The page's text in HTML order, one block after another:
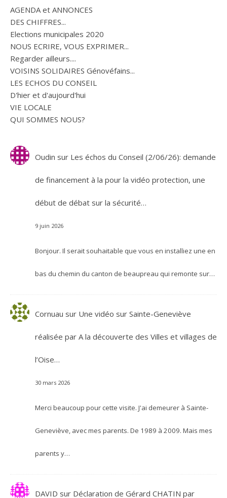
AGENDA et ANNONCES
DES CHIFFRES...
Elections municipales 2020
NOUS ECRIRE, VOUS EXPRIMER...
Regarder ailleurs....
VOISINS SOLIDAIRES Génovéfains...
LES ECHOS DU CONSEIL
D'hier et d'aujourd'hui
VIE LOCALE
QUI SOMMES NOUS?
Oudin sur Les échos du Conseil (2/06/26): demande
de financement à la pour la vidéo protection, une
début de débat sur la sécurité…
9 juin 2026
Bonjour. Il serait souhaitable que vous en installiez une en
bas du chemin du canton de beaupreau qui remonte sur…
Cornuau sur Une vidéo sur Sainte-Geneviève
réalisée par A la découverte des Villes et villages de
l’Oise…
30 mars 2026
Merci beaucoup pour cette visite. J'ai demeurer à Sainte-
Geneviève, avec mes parents. De 1989 à 2009. Mais mes
parents y…
DAVID sur Déclaration de Gérard CHATIN par